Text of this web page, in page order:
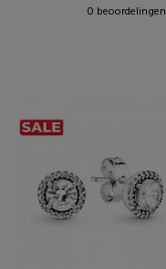
0 beoordelingen